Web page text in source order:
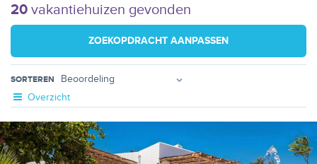
20 vakantiehuizen gevonden
ZOEKOPDRACHT AANPASSEN
SORTEREN
Overzicht